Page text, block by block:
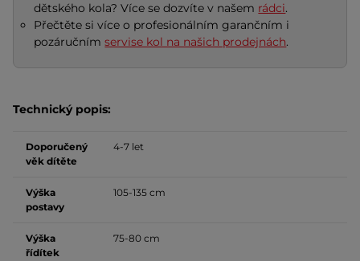
dětského kola? Více se dozvíte v našem rádci.
Přečtěte si více o profesionálním garančním i
pozáručnímservise kol na našich prodejnách.
Technický popis:
Doporučený
věk dítěte
4-7 let
Výška
postavy
105-135 cm
Výška
řídítek
75-80 cm